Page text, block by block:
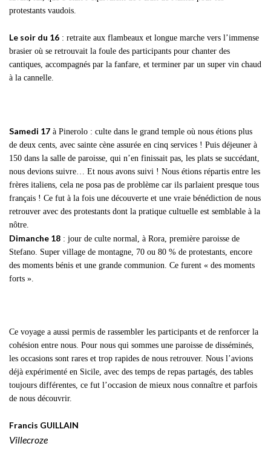
protestants vaudois.
Le soir du 16 : retraite aux flambeaux et longue marche vers l’immense
brasier où se retrouvait la foule des participants pour chanter des
cantiques, accompagnés par la fanfare, et terminer par un super vin chaud
à la cannelle.
Samedi 17 à Pinerolo : culte dans le grand temple où nous étions plus
de deux cents, avec sainte cène assurée en cinq services ! Puis déjeuner à
150 dans la salle de paroisse, qui n’en finissait pas, les plats se succédant,
nous devions suivre… Et nous avons suivi ! Nous étions répartis entre les
frères italiens, cela ne posa pas de problème car ils parlaient presque tous
français ! Ce fut à la fois une découverte et une vraie bénédiction de nous
retrouver avec des protestants dont la pratique cultuelle est semblable à la
nôtre.
Dimanche 18 : jour de culte normal, à Rora, première paroisse de
Stefano. Super village de montagne, 70 ou 80 % de protestants, encore
des moments bénis et une grande communion. Ce furent « des moments
forts ».
Ce voyage a aussi permis de rassembler les participants et de renforcer la
cohésion entre nous. Pour nous qui sommes une paroisse de disséminés,
les occasions sont rares et trop rapides de nous retrouver. Nous l’avions
déjà expérimenté en Sicile, avec des temps de repas partagés, des tables
toujours différentes, ce fut l’occasion de mieux nous connaître et parfois
de nous découvrir.
Francis GUILLAIN
Villecroze